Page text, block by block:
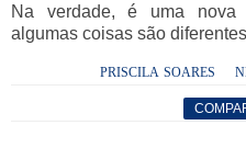
Na verdade, é uma nova
algumas coisas são
PRISCILA SOARES